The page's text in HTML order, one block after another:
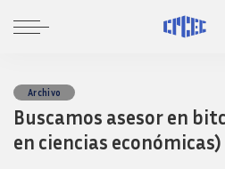
Archivo
Buscamos asesor en
en ciencias económicas)